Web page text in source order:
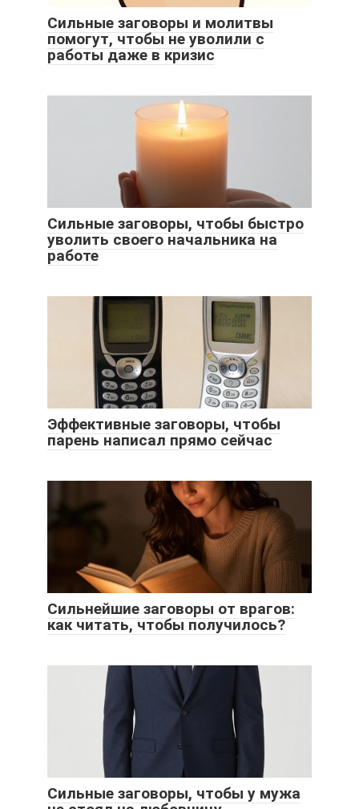
Сильные заговоры и молитвы
помогут, чтобы не уволили с
работы даже в кризис
Сильные заговоры, чтобы быстро
уволить своего начальника на
работе
Эффективные заговоры, чтобы
парень написал прямо сейчас
Сильнейшие заговоры от врагов:
как читать, чтобы получилось?
Сильные заговоры, чтобы у мужа